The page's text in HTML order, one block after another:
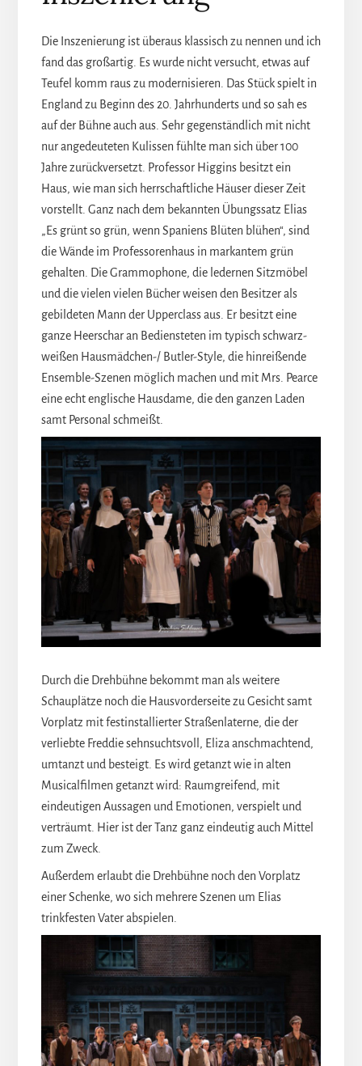
Die Inszenierung ist überaus klassisch zu nennen und ich
fand das großartig. Es wurde nicht versucht, etwas auf
Teufel komm raus zu modernisieren. Das Stück spielt in
England zu Beginn des 20. Jahrhunderts und so sah es
auf der Bühne auch aus. Sehr gegenständlich mit nicht
nur angedeuteten Kulissen fühlte man sich über 100
Jahre zurückversetzt. Professor Higgins besitzt ein
Haus, wie man sich herrschaftliche Häuser dieser Zeit
vorstellt. Ganz nach dem bekannten Übungssatz Elias
„Es grünt so grün, wenn Spaniens Blüten blühen“, sind
die Wände im Professorenhaus in markantem grün
gehalten. Die Grammophone, die ledernen Sitzmöbel
und die vielen vielen Bücher weisen den Besitzer als
gebildeten Mann der Upperclass aus. Er besitzt eine
ganze Heerschar an Bediensteten im typisch schwarz-
weißen Hausmädchen-/ Butler-Style, die hinreißende
Ensemble-Szenen möglich machen und mit Mrs. Pearce
eine echt englische Hausdame, die den ganzen Laden
samt Personal schmeißt.
Durch die Drehbühne bekommt man als weitere
Schauplätze noch die Hausvorderseite zu Gesicht samt
Vorplatz mit festinstallierter Straßenlaterne, die der
verliebte Freddie sehnsuchtsvoll, Eliza anschmachtend,
umtanzt und besteigt. Es wird getanzt wie in alten
Musicalfilmen getanzt wird: Raumgreifend, mit
eindeutigen Aussagen und Emotionen, verspielt und
verträumt. Hier ist der Tanz ganz eindeutig auch Mittel
zum Zweck.
Außerdem erlaubt die Drehbühne noch den Vorplatz
einer Schenke, wo sich mehrere Szenen um Elias
trinkfesten Vater abspielen.